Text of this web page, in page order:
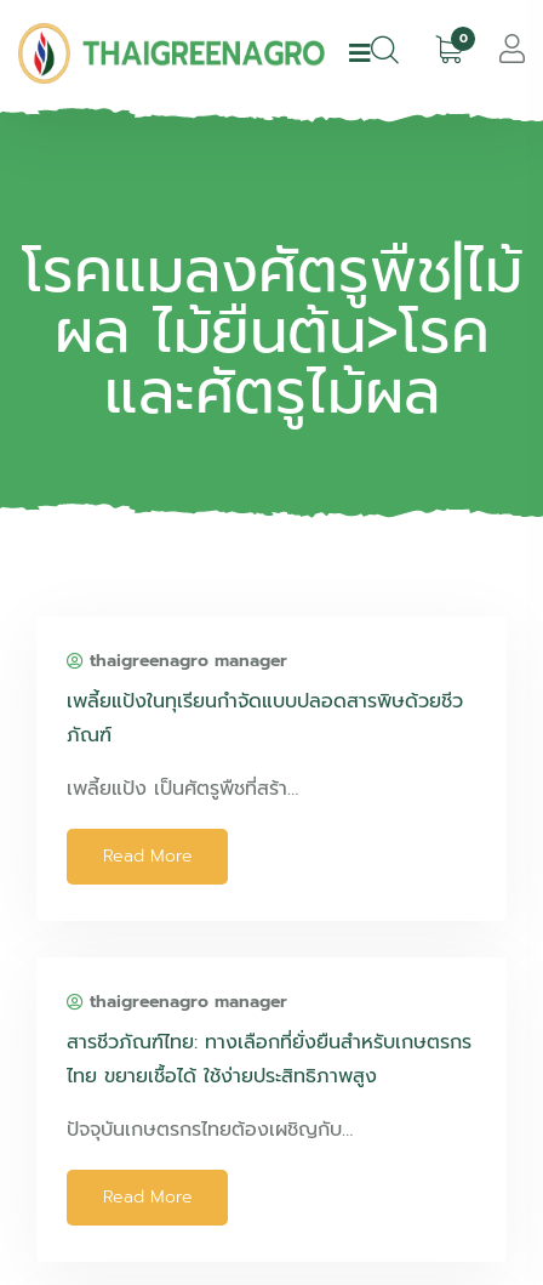
0
โรคแมลงศัตรูพืช|ไม้
ผล ไม้ยืนต้น>โรค
และศัตรูไม้ผล
thaigreenagro manager
เพลี้ยแป้งในทุเรียนกำจัดแบบปลอดสารพิษด้วยชีว
ภัณฑ์
เพลี้ยแป้ง เป็นศัตรูพืชที่สร้า…
Read More
thaigreenagro manager
สารชีวภัณฑ์ไทย: ทางเลือกที่ยั่งยืนสำหรับเกษตรกร
ไทย ขยายเชื้อได้ ใช้ง่ายประสิทธิภาพสูง
ปัจจุบันเกษตรกรไทยต้องเผชิญกับ…
Read More